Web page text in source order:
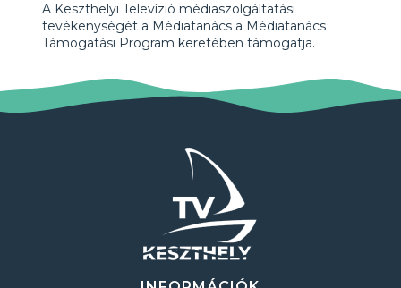
A Keszthelyi Televízió médiaszolgáltatási
tevékenységét a Médiatanács a Médiatanács
Támogatási Program keretében támogatja.